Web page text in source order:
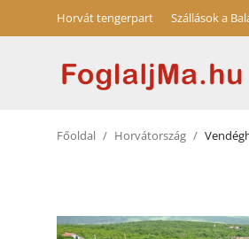
Horvát tengerpart Szállások a
Szállások a Balatonon
Főoldal Horvátország